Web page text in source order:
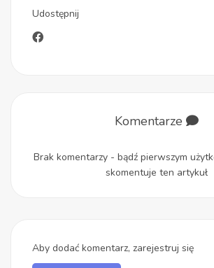
Udostępnij
Komentarze
Brak komentarzy - bądź pierwszym
skomentuje ten artykuł
Aby dodać komentarz, zarejestruj się